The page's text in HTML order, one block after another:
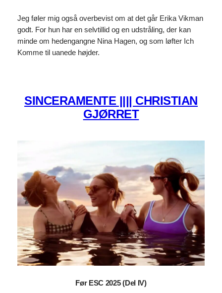
Jeg føler mig også overbevist om at det går Erika Vikman
godt. For hun har en selvtillid og en udstråling, der kan
minde om hedengangne Nina Hagen, og som løfter Ich
Komme til uanede højder.
SINCERAMENTE |||| CHRISTIAN
GJØRRET
Før ESC 2025 (Del IV)